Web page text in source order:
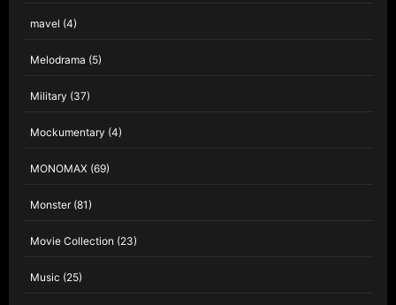
mavel (4)
Melodrama (5)
Military (37)
Mockumentary (4)
MONOMAX (69)
Monster(81)
Movie Collection (23)
Music (25)